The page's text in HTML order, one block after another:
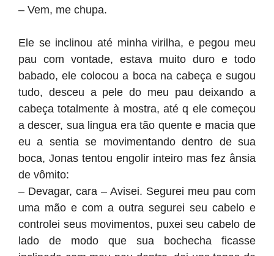
– Vem, me chupa.
Ele se inclinou até minha virilha, e pegou meu
pau com vontade, estava muito duro e todo
babado, ele colocou a boca na cabeça e sugou
tudo, desceu a pele do meu pau deixando a
cabeça totalmente à mostra, até q ele começou
a descer, sua lingua era tão quente e macia que
eu a sentia se movimentando dentro de sua
boca, Jonas tentou engolir inteiro mas fez ânsia
de vômito:
– Devagar, cara – Avisei. Segurei meu pau com
uma mão e com a outra segurei seu cabelo e
controlei seus movimentos, puxei seu cabelo de
lado de modo que sua bochecha ficasse